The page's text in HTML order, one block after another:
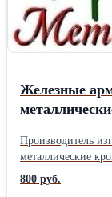
Железные
Производитель
металлические
кровати с
различных общественных
800 руб.